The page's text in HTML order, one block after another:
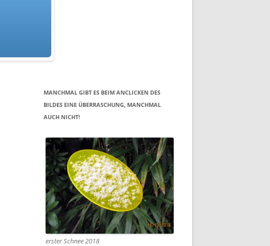
MANCHMAL GIBT ES BEIM ANCLICKEN DES
BILDES EINE ÜBERRASCHUNG, MANCHMAL
AUCH NICHT!
erster Schnee 2018